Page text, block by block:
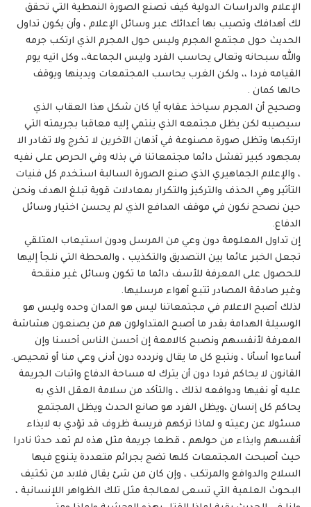
الإعلام والدراسات الدولية كيف تصنع الصورة النمطية التي تحقق
لك أهدافك وتصيب بها أعدائك عبر وسائل الإعلام ، وأن يكون تداول
الحديث حول مجتمع المجرم وليس حول المجرم الذي ارتكب جرمه
والله سبحانه وتعالى يحاسب الفرد وليس الجماعة،، وكل اتيه يوم
القيامه فردا ،، ولكن الغرب يحاسب المجتمعات ويدينها ويوقف
حالها كمان .
وصحيح أن المجرم سياخذ عقابه أيا كان شكل هذا العقاب الذي
سيصيبه لكن يظل مجتمعه الذي ينتمي إليه معاقبا بجريمته التي
ارتكبها وتظل صورة مصنوعة في أذهان الآخرين لا تخرج ولا تغادر الا
بمجهود كبير تفشل دائما مجتمعاتنا في بذله وفي الحرص على نفيه
، والإعلام الجماهيري الذي صنع الصورة السالبة استخدم كل فنيات
التأثير وهي الحذف والتركيز والتكرار بمعادلات قوية تبلغ الهدف ونحن
حين نصحح نكون في موقف المدافع الذي لم يحسن اختيار وسائل
الدفاع.
إن تداول المعلومة دون وعي من المرسل ودون استيعاب المتلقي
تجعل الخبر عائما بين التصديق والتكذيب ، والمحطة التي نلجأ إليها
للحصول على المعرفة للأسف دائما ما تكون وسائل غير منقحة
وغير صادقة المصادر تتبع أهواء مرسليها.
لذلك أصبح الاعلام في مجتمعاتنا ليس هو المدان وحده وليس هو
الوسيلة الهدامة بقدر ما أصبح المتداولون هم من يصنعون هشاشة
المعرفة لأنفسهم ونصبح كالامعة إن أحسن الناس أحسنا وإن
أساءوا أسأنا ، ونتبع كل ما يقال ونردده دون أدنى وعي منا أو تمحيص.
القانون لا يحاكم فردا دون أن يترك له مساحة الدفاع واثبات الجريمة
عليه أو نفيها ودوافعه لذلك ، والتأكد من سلامة العقل الذي به
يحاكم كل إنسان ،ويظل الفرد هو صانع الحدث ويظل المجتمع
مسئولا عن رعيته و لماذا تركهم فريسة ظروف قد تؤدي به لايذاء
أنفسهم وايذاء من حولهم ، قطعا جريمة مثل هذه لم تعد حدثا نادرا
حيث أصبحت المجتمعات كلها تضج بجرائم متعددة يتنوع فيها
السلاح والدوافع والمرتكب ، وإن كان من شئ يقال فلابد من تكثيف
البحوث العلمية التي تسعى لمعالجة مثل تلك الظواهر اللإنسانية ،